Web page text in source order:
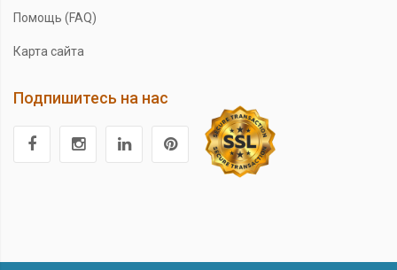
Помощь (FAQ)
Карта сайта
Подпишитесь на нас